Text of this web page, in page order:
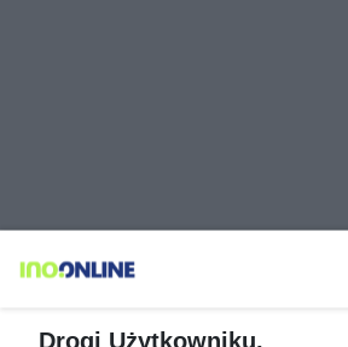
Drogi Użytkowniku,